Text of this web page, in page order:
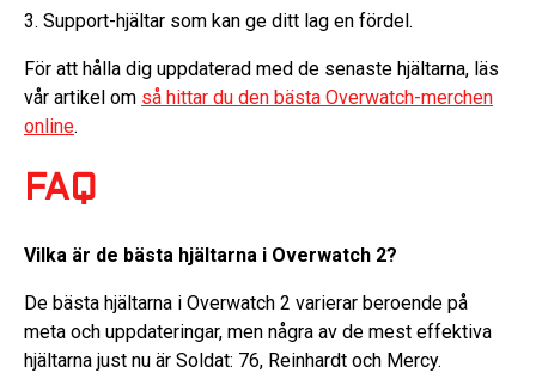
3. Support-hjältar som kan ge ditt lag en fördel.
För att hålla dig uppdaterad med de senaste hjältarna, läs
vår artikel om så hittar du den bästa Overwatch-merchen
online.
FAQ
Vilka är de bästa hjältarna i Overwatch 2?
De bästa hjältarna i Overwatch 2 varierar beroende på
meta och uppdateringar, men några av de mest effektiva
hjältarna just nu är Soldat: 76, Reinhardt och Mercy.